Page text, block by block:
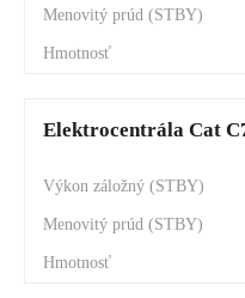
Elektrocentrála Cat